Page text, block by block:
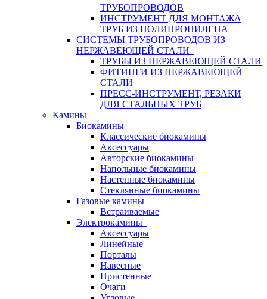
ТРУБОПРОВОДОВ
ИНСТРУМЕНТ ДЛЯ МОНТАЖА
ТРУБ ИЗ ПОЛИПРОПИЛЕНА
СИСТЕМЫ ТРУБОПРОВОДОВ ИЗ
НЕРЖАВЕЮЩЕЙ СТАЛИ
ТРУБЫ ИЗ НЕРЖАВЕЮЩЕЙ СТАЛИ
ФИТИНГИ ИЗ НЕРЖАВЕЮЩЕЙ
СТАЛИ
ПРЕСС-ИНСТРУМЕНТ, РЕЗАКИ
ДЛЯ СТАЛЬНЫХ ТРУБ
Камины
Биокамины
Классические биокамины
Аксессуары
Авторские биокамины
Напольные биокамины
Настенные биокамины
Стеклянные биокамины
Газовые камины
Встраиваемые
Электрокамины
Аксессуары
Линейные
Порталы
Навесные
Пристенные
Очаги